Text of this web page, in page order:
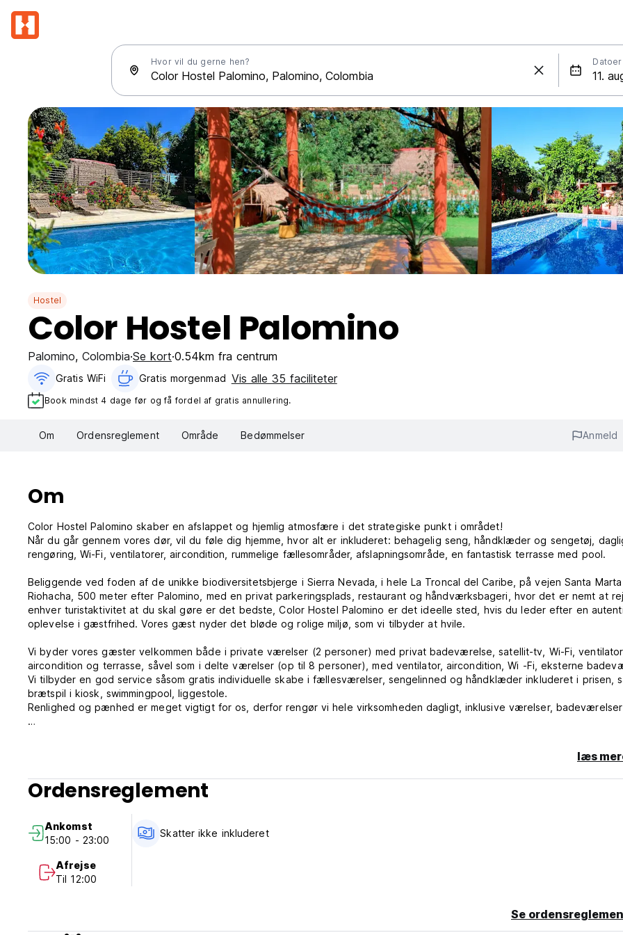
Hvor vil du gerne hen? Datoer
Hostel
Color Hostel Palomino
Palomino, Colombia Se kort 0.54km fra centrum
Gratis WiFi Gratis morgenmad‎ Vis alle 35 faciliteter
Book mindst 4 dage før og få fordel af gratis annullering.
Om Ordensreglement Område Bedømmelser Anmeld
Om
Color Hostel Palomino skaber en afslappet og hjemlig atmosfære i det strategiske punkt i området!
Når du går gennem vores dør, vil du føle dig hjemme, hvor alt er inkluderet: behagelig seng, håndklæder og sengetøj,
rengøring, Wi-Fi, ventilatorer, aircondition, rummelige fællesområder, afslapningsområde, en fantastisk terrasse med pool.
Beliggende ved foden af ​​de unikke biodiversitetsbjerge i Sierra Nevada, i hele La Troncal del Caribe, på vejen Santa
Riohacha, 500 meter efter Palomino, med en privat parkeringsplads, restaurant og håndværksbageri, hvor det er nemt at
enhver turistaktivitet at du skal gøre er det bedste, Color Hostel Palomino er det ideelle sted, hvis du leder efter en
oplevelse i gæstfrihed. Vores gæst nyder det bløde og rolige miljø, som vi tilbyder at hvile.
Vi byder vores gæster velkommen både i private værelser (2 personer) med privat badeværelse, satellit-tv, Wi-Fi,
aircondition og terrasse, såvel som i delte værelser (op til 8 personer), med ventilator, aircondition, Wi -Fi, eksterne
Vi tilbyder en god service såsom gratis individuelle skabe i fællesværelser, sengelinned og håndklæder inkluderet i prisen,
brætspil i kiosk, swimmingpool, liggestole.
Renlighed og pænhed er meget vigtigt for os, derfor rengør vi hele virksomheden dagligt, inklusive værelser,
farvestoffer, madlavning over lav varme sikrer skånsom madlavning. Vores håndværkerbageri tilbyder dig produkter af høj
med smag og teksturer, som du vil elske. Tamarindo Restaurant og Bageri arbejder med den bedste ingrediens, den
den lægger i sine processer.
For en god pris, anmod: forskellige former for massage, vaskeriet er overværet mellem 8:00 og 19:00.
Color Hostel Palomino er meget mere end et hostel. Det er dit hjem væk fra hjemmet.
Color Hostel Palominos politik og tilstand:
Afbestillingsregler: 3 dage før ankomst. I tilfælde af en sen afbestilling eller udeblivelse, vil du blive opkrævet den første
Check ind fra 15.00 til 23.00
læs
Ordensreglement
Ankomst
15:00 - 23:00
Afrejse
Til 12:00
Skatter ikke inkluderet
Se